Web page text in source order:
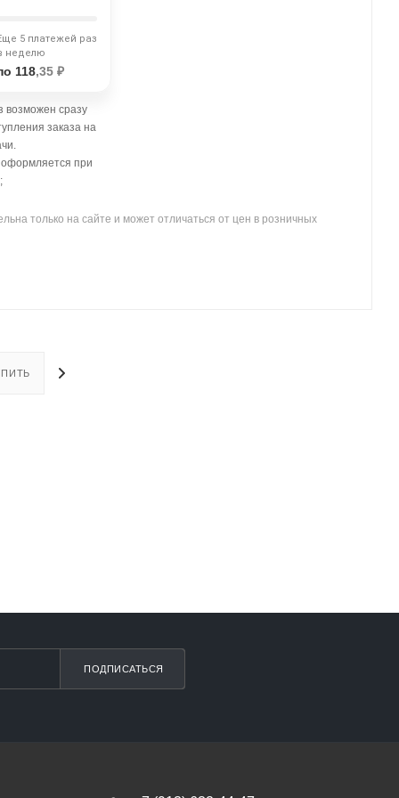
5 платежей раз
неделю
118,35 ₽
возможен сразу
заказа на
оформляется при
только на сайте и может отличаться от цен в розничных
ПОДПИСАТЬСЯ